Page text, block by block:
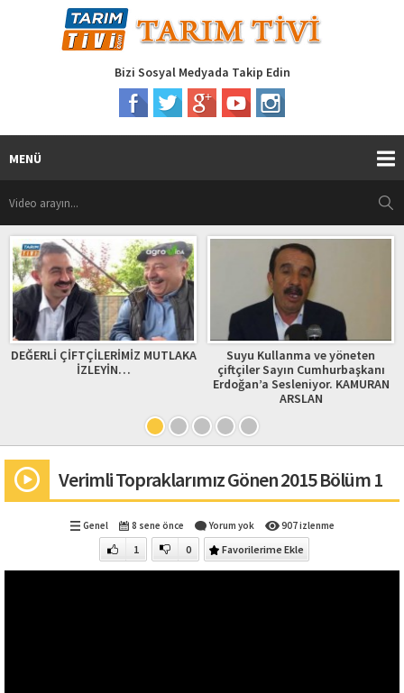
Bizi Sosyal Medyada Takip Edin
MENÜ
DEĞERLİ ÇİFTÇİLERİMİZ MUTLAKA
İZLEYİN…
Suyu Kullanma ve yöneten
çiftçiler Sayın Cumhurbaşkanı
Erdoğan’a Sesleniyor. KAMURAN
ARSLAN
Verimli Topraklarımız Gönen 2015 Bölüm 1
Genel 8 sene önce Yorum yok 907 izlenme
1 0 Favorilerime Ekle